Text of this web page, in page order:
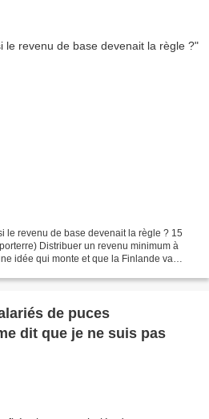
le revenu de base devenait la règle ? 15
Distribuer un revenu minimum à
idée qui monte et que la Finlande va
de puces
dit que je ne suis pas